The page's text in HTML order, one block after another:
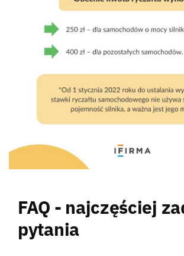
FAQ - najczęściej
pytania